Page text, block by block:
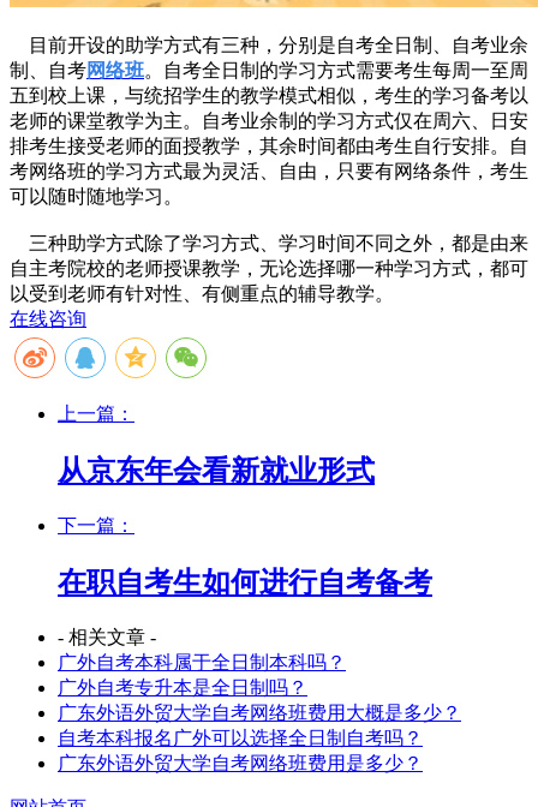
目前开设的助学方式有三种，分别是自考全日制 、自考业余
制
、自考网络班。自考全日制的学习方式需要考生每周一至周
五到校上课，与统招学生的教学模式相似，考生的学习备考以
老师的课堂教学为主。自考业余制的学习方式仅在周六、日安
排考生接受老师的面授教学，其余时间都由考生自行安排。自
考网络班的学习方式最为灵活、自由，只要有网络条件，考生
可以随时随地学习。
三种助学方式除了学习方式、学习时间不同之外，都是由来
自主考院校的老师授课教学，无论选择哪一种学习方式，都可
以受到老师有针对性、有侧重点的辅导教学。
在线咨询
上一篇：
从京东年会看新就业形式
下一篇：
在职自考生如何进行自考备考
- 相关文章 -
广外自考本科属于全日制本科吗？
广外自考专升本是全日制吗？
广东外语外贸大学自考网络班费用大概是多少？
自考本科报名广外可以选择全日制自考吗？
广东外语外贸大学自考网络班费用是多少？